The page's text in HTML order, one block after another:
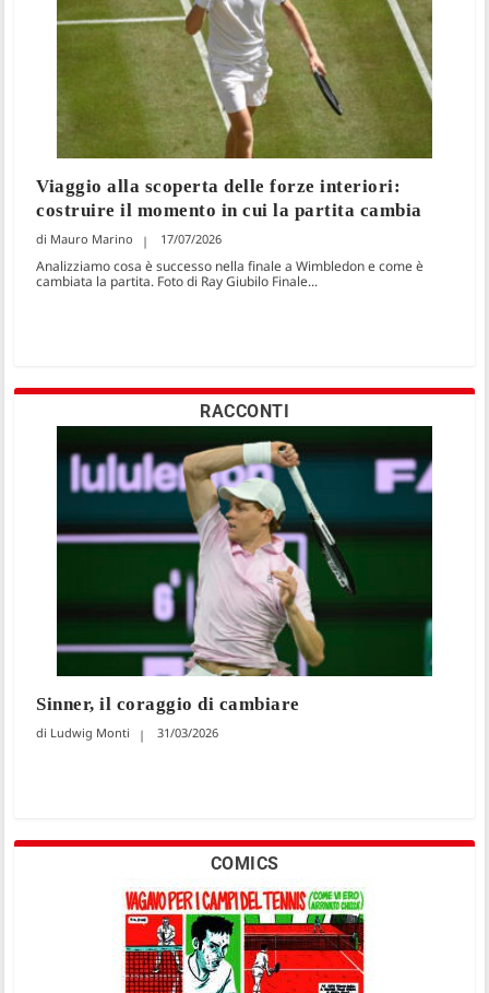
Viaggio alla scoperta delle forze interiori:
costruire il momento in cui la partita cambia
Mauro Marino 17/07/2026
Analizziamo cosa è successo nella finale a Wimbledon e come è
cambiata la partita. Foto di Ray Giubilo Finale...
RACCONTI
Sinner, il coraggio di cambiare
Ludwig Monti 31/03/2026
COMICS